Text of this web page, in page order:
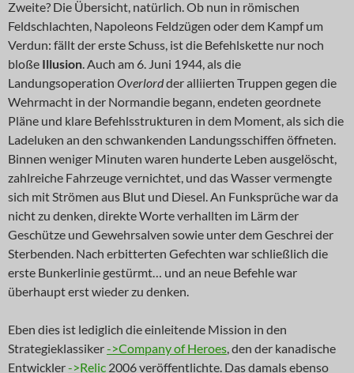
Zweite? Die Übersicht, natürlich. Ob nun in römischen
Feldschlachten, Napoleons Feldzügen oder dem Kampf um
Verdun: fällt der erste Schuss, ist die Befehlskette nur noch
bloße Illusion. Auch am 6. Juni 1944, als die
Landungsoperation Overlordder alliierten Truppen gegen die
Wehrmacht in der Normandie begann, endeten geordnete
Pläne und klare Befehlsstrukturen in dem Moment, als sich die
Ladeluken an den schwankenden Landungsschiffen öffneten.
Binnen weniger Minuten waren hunderte Leben ausgelöscht,
zahlreiche Fahrzeuge vernichtet, und das Wasser vermengte
sich mit Strömen aus Blut und Diesel. An Funksprüche war da
nicht zu denken, direkte Worte verhallten im Lärm der
Geschütze und Gewehrsalven sowie unter dem Geschrei der
Sterbenden. Nach erbitterten Gefechten war schließlich die
erste Bunkerlinie gestürmt… und an neue Befehle war
überhaupt erst wieder zu denken.
Eben dies ist lediglich die einleitende Mission in den
Strategieklassiker->Company of Heroes, den der kanadische
Entwickler->Relic 2006 veröffentlichte. Das damals ebenso